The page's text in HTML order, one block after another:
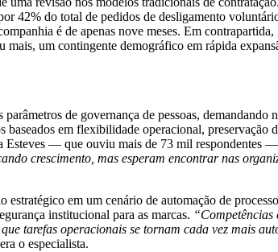
42% do total de pedidos de desligamento
é de apenas nove meses. Em
um contingente demográfico em rápida
de governança de pessoas,
em flexibilidade operacional,
Esteves — que ouviu mais de 73 mil
crescimento, mas esperam encontrar nas
em um cenário de automação de
institucional para as marcas.
tarefas operacionais se tornam cada vez mais
o especialista.